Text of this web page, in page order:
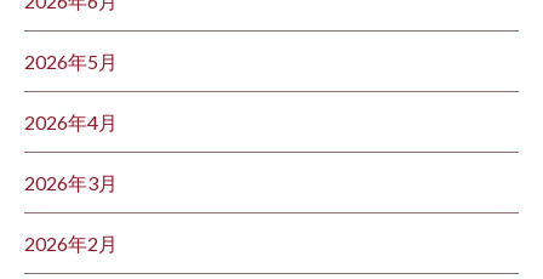
2026年5月
2026年4月
2026年3月
2026年2月